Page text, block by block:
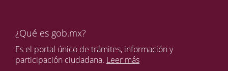
¿Qué es gob.mx?
Es el portal único de trámites, información y
participación ciudadana. Leer más